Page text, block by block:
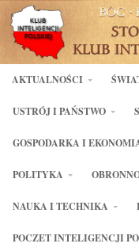
AKTUALNOŚCI
USTRÓJ I PAŃSTWO
GOSPODARKA I
POLITYKA
NAUKA I TECHNIKA
POCZET INTELIGENCJI